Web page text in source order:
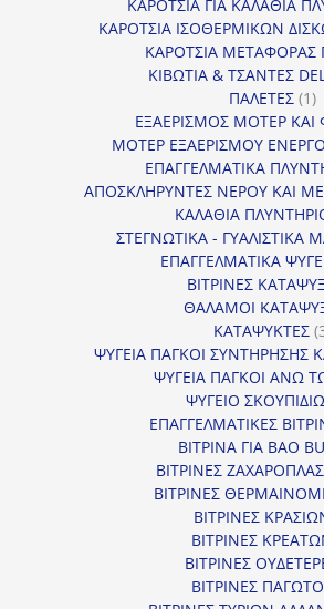
ΚΑΡΟΤΣΙΑ ΓΙΑ ΚΑΛΑΘΙΑ
ΚΑΡΟΤΣΙΑ ΙΣΟΘΕΡΜΙΚΩΝ
ΚΑΡΟΤΣΙΑ ΜΕΤΑΦΟΡΑΣ
ΚΙΒΩΤΙΑ & ΤΣΑΝΤΕΣ
ΠΑΛΕΤΕΣ 11
ΕΞΑΕΡΙΣΜΟΣ ΜΟΤΕΡ ΚΑΙ
ΜΟΤΕΡ ΕΞΑΕΡΙΣΜΟΥ
ΕΠΑΓΓΕΛΜΑΤΙΚΑ
ΑΠΟΣΚΛΗΡΥΝΤΕΣ ΝΕΡΟΥ ΚΑΙ
ΚΑΛΑΘΙΑ
ΣΤΕΓΝΩΤΙΚΑ - ΓΥΑΛΙΣΤΙΚΑ
ΕΠΑΓΓΕΛΜΑΤΙΚΑ
ΒΙΤΡΙΝΕΣ
ΘΑΛΑΜΟΙ
ΚΑΤΑΨΥΚΤΕΣ
ΨΥΓΕΙΑ ΠΑΓΚΟΙ ΣΥΝΤΗΡΗΣΗΣ
ΨΥΓΕΙΑ ΠΑΓΚΟΙ ΑΝΩ
ΨΥΓΕΙΟ
ΕΠΑΓΓΕΛΜΑΤΙΚΕΣ
ΒΙΤΡΙΝΑ ΓΙΑ BAO
ΒΙΤΡΙΝΕΣ
ΒΙΤΡΙΝΕΣ
ΒΙΤΡΙΝΕΣ
ΒΙΤΡΙΝΕΣ
ΒΙΤΡΙΝΕΣ
ΒΙΤΡΙΝΕΣ